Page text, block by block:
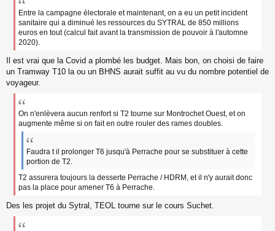
o
l
u
Entre la campagne électorale et maintenant, on a eu un petit incident
sanitaire qui a diminué les ressources du SYTRAL de 850 millions
euros en tout (calcul fait avant la transmission de pouvoir à l'automne
2020).
Il est vrai que la Covid a plombé les budget. Mais bon, on choisi de faire
un Tramway T10 la ou un BHNS aurait suffit au vu du nombre potentiel de
voyageur.
On n'enlèvera aucun renfort si T2 tourne sur Montrochet Ouest, et on
augmente même si on fait en outre rouler des rames doubles.
Faudra t il prolonger T6 jusqu'à Perrache pour se substituer à cette
portion de T2.
T2 assurera toujours la desserte Perrache / HDRM, et il n'y aurait donc
pas la place pour amener T6 à Perrache.
Des les projet du Sytral, TEOL tourne sur le cours Suchet.